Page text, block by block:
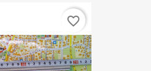
favorite_border